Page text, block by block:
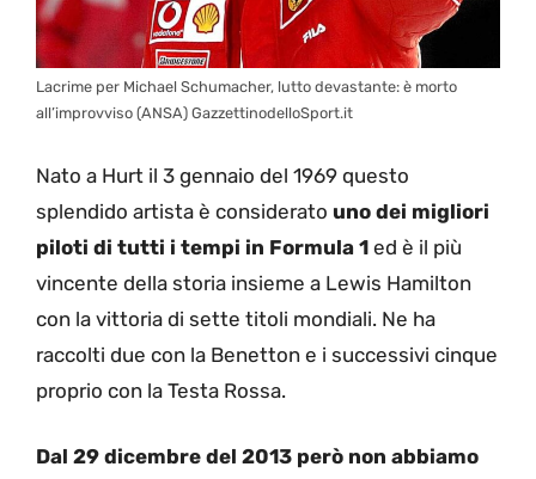
Lacrime per Michael Schumacher, lutto devastante: è morto
all’improvviso (ANSA) GazzettinodelloSport.it
Nato a Hurt il 3 gennaio del 1969 questo
splendido artista è considerato uno dei migliori
piloti di tutti i tempi in Formula 1 ed è il più
vincente della storia insieme a Lewis Hamilton
con la vittoria di sette titoli mondiali. Ne ha
raccolti due con la Benetton e i successivi cinque
proprio con la Testa Rossa.
Dal 29 dicembre del 2013 però non abbiamo